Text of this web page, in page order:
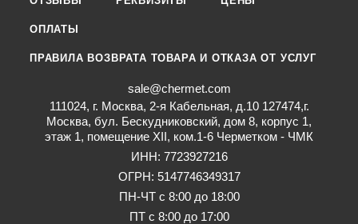
ОПЛАТЫ
ПРАВИЛА ВОЗВРАТА ТОВАРА И ОТКАЗА ОТ УСЛУГ
sale@chermet.com
111024, г. Москва, 2-я Кабельная, д.10 127474,г.
Москва, бул. Бескудниковский, дом 8, корпус 1,
этаж 1, помещение XII, ком.1-6 Черметком - ЧМК
ИНН: 7723927216
ОГРН: 5147746349317
ПН-ЧТ с 8:00 до 18:00
ПТ с 8:00 до 17:00